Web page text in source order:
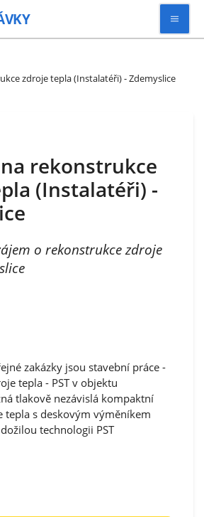
Zaregistrovat se
zdroje tepla (Instalatéři) - Zdemyslice
rekonstrukce
(Instalatéři) -
o rekonstrukce zdroje
zakázky jsou stavební práce -
tepla - PST v objektu
tlakově nezávislá kompaktní
tepla s deskovým výměníkem
technologii PST